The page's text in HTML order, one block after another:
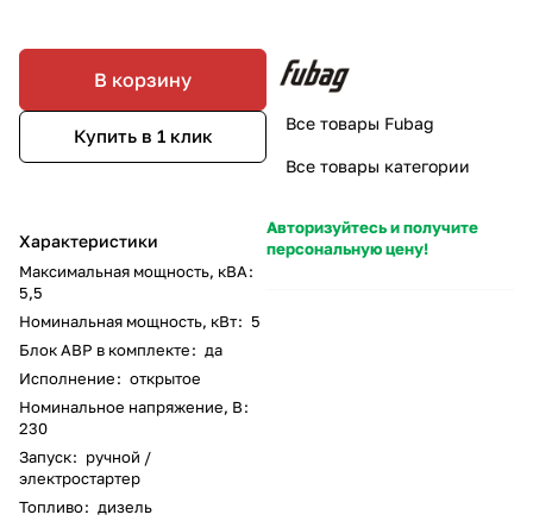
В корзину
Купить в 1 клик
Характеристики
Максимальная мощность, кВА:
5,5
Номинальная мощность, кВт: 5
Блок АВР в комплекте: да
Исполнение: открытое
Номинальное напряжение, В:
230
Запуск: ручной /
электростартер
Топливо: дизель
Все товары Fubag
Все товары категории
Авторизуйтесь и получите
персональную цену!